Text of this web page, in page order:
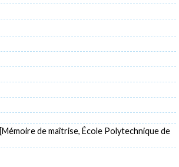
[Mémoire de maîtrise, École Polytechnique de